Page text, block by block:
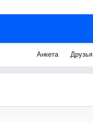
Анкета Друзья